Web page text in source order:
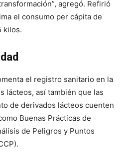
agregó. Refirió
el consumo per cápita de
kilos.
el registro sanitario en la
lácteos, así también que las
de derivados lácteos cuenten
Buenas Prácticas de
de Peligros y Puntos